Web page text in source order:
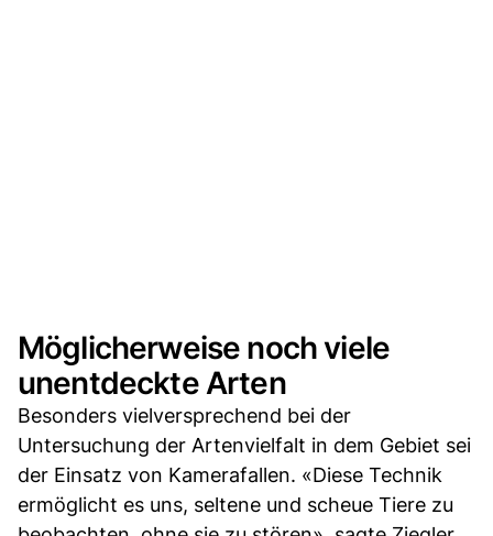
Möglicherweise noch viele
unentdeckte Arten
Besonders vielversprechend bei der
Untersuchung der Artenvielfalt in dem Gebiet sei
der Einsatz von Kamerafallen. «Diese Technik
ermöglicht es uns, seltene und scheue Tiere zu